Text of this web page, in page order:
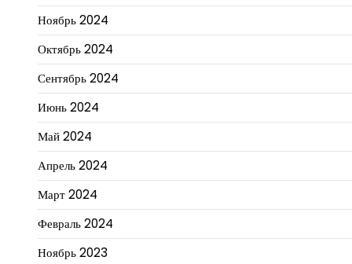
Ноябрь 2024
Октябрь 2024
Сентябрь 2024
Июнь 2024
Май 2024
Апрель 2024
Март 2024
Февраль 2024
Ноябрь 2023